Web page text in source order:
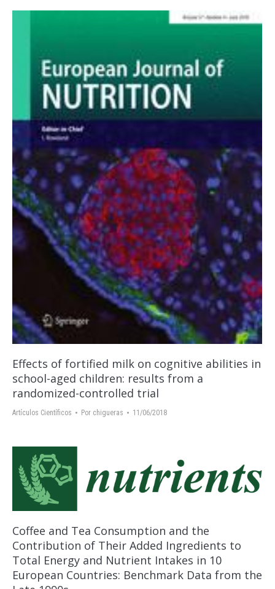
Еffects of fortified milk on cognitive abilities in
school-aged children: results from a
randomized-controlled trial
Artículos Científicos Por chigueras 11/06/2018
Coffee and Tea Consumption and the
Contribution of Their Added Ingredients to
Total Energy and Nutrient Intakes in 10
European Countries: Benchmark Data from the